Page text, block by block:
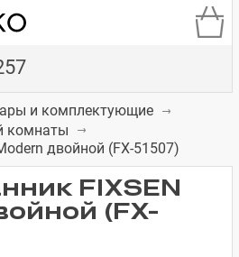
для
в ванную
Комоды в
и комплектующие
комнаты
двойной (FX-51507)
FIXSEN
(FX-